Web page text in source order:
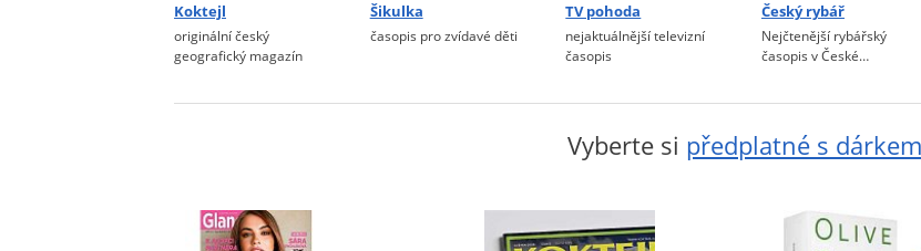
Koktejl
originální český
geografický magazín
Šikulka
časopis pro zvídavé děti
TV pohoda
nejaktuálnější televizní
časopis
Český rybář
Nejčtenější rybářský
časopis v České…
Vyberte si předplatné s dárkem